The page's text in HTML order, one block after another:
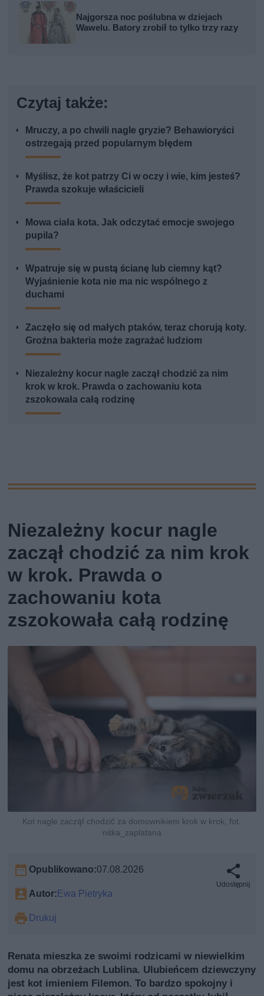
Najgorsza noc poślubna w dziejach
Wawelu. Batory zrobił to tylko trzy razy
Czytaj także:
Mruczy, a po chwili nagle gryzie? Behawioryści
ostrzegają przed popularnym błędem
Myślisz, że kot patrzy Ci w oczy i wie, kim jesteś?
Prawda szokuje właścicieli
Mowa ciała kota. Jak odczytać emocje swojego
pupila?
Wpatruje się w pustą ścianę lub ciemny kąt?
Wyjaśnienie kota nie ma nic wspólnego z
duchami
Zaczęło się od małych ptaków, teraz chorują koty.
Groźna bakteria może zagrażać ludziom
Niezależny kocur nagle zaczął chodzić za nim
krok w krok. Prawda o zachowaniu kota
zszokowała całą rodzinę
Niezależny kocur nagle
zaczął chodzić za nim krok
w krok. Prawda o
zachowaniu kota
zszokowała całą rodzinę
Kot nagle zaczął chodzić za domownikiem krok w krok, fot.
nitka_zaplatana
Opublikowano:07.08.2026
Autor:Ewa Pietryka
Drukuj
Udostępnij
Renata mieszka ze swoimi rodzicami w niewielkim
domu na obrzeżach Lublina. Ulubieńcem dziewczyny
jest kot imieniem Filemon. To bardzo spokojny i